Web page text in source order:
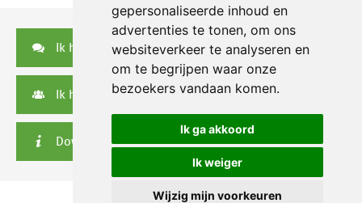
gepersonaliseerde inhoud en
advertenties te tonen, om ons
websiteverkeer te analyseren en
om te begrijpen waar onze
bezoekers vandaan komen.
Ik ga akkoord
Ik weiger
Wijzig mijn voorkeuren
Ik heb een vraag
Ik heb een serviceverzoek
Downloads